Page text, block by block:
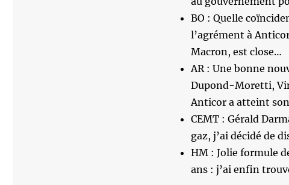
BO : Quelle
l’agrément à
Macron, est close…
AR : Une bonne
Dupond-Moretti,
Anticor a atteint
CEMT : Gérald
gaz, j’ai décidé de
HM : Jolie formule
ans : j’ai enfin